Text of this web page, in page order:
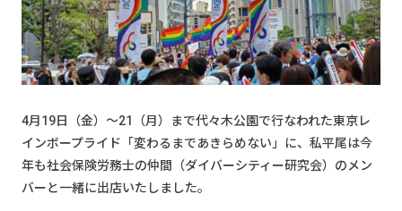
4月19日（金）～21（月）まで代々木公園で行なわれた東京レ
インボープライド「変わるまであきらめない」に、私平尾は今
年も社会保険労務士の仲間（ダイバーシティー研究会）のメン
バーと一緒に出店いたしました。